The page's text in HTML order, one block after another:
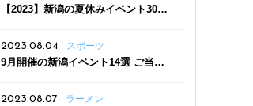
【2023】新潟の夏休みイベント30
2023.08.04
スポーツ
9月開催の新潟イベント14選 ご当地
2023.08.07 ラーメン